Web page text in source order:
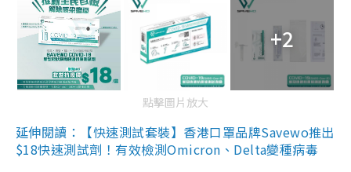
+2
點擊圖片放大
延伸閱讀：【快速測試套裝】香港口罩品牌Savewo推出
$18快速測試劑！有效檢測Omicron、Delta變種病毒